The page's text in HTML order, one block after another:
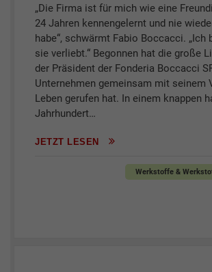
„Die Firma ist für mich wie eine
24 Jahren kennengelernt und nie
habe“, schwärmt Fabio Boccacci. „Ich
sie verliebt.“ Begonnen hat die große
der Präsident der Fonderia Boccacci
Unternehmen gemeinsam mit seinem
Leben gerufen hat. In einem knappen
Jahrhundert…
JETZT LESEN
Werkstoffe &